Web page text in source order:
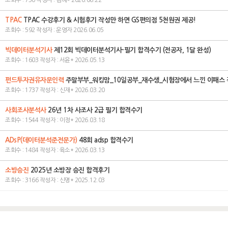
TPACTPAC 수강후기 & 시험후기 작성만 하면 GS편의점 5천원권 제공!
조회수 : 592 작성자 : 운영자 2026.06.05
빅데이터분석기사제12회 빅데이터분석기사-필기 합격수기 (전공자, 1달 완성)
조회수 : 1603 작성자 : 서윤* 2026.05.13
펀드투자권유자문인력 주말부부_워킹맘_10일공부_재수생_시험장에서 느낀 이패스
조회수 : 1737 작성자 : 신재* 2026.03.20
사회조사분석사26년 1차 사조사 2급 필기 합격수기
조회수 : 1544 작성자 : 이정* 2026.03.18
ADsP(데이터분석준전문가) 48회 adsp 합격수기
조회수 : 1484 작성자 : 육소* 2026.03.13
소방승진 2025년 소방장 승진 합격후기
조회수 : 3166 작성자 : 신명* 2025.12.03